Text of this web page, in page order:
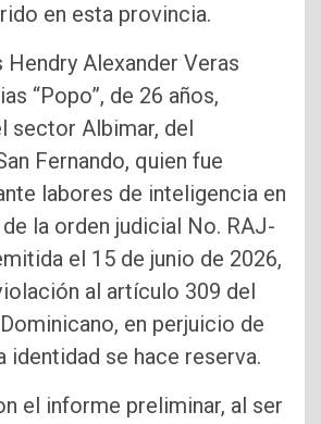
en esta provincia.
Hendry Alexander Veras
“Popo”, de 26 años,
sector Albimar, del
Fernando, quien fue
labores de inteligencia en
la orden judicial No. RAJ-
el 15 de junio de 2026,
al artículo 309 del
en perjuicio de
identidad se hace reserva.
el informe preliminar, al ser